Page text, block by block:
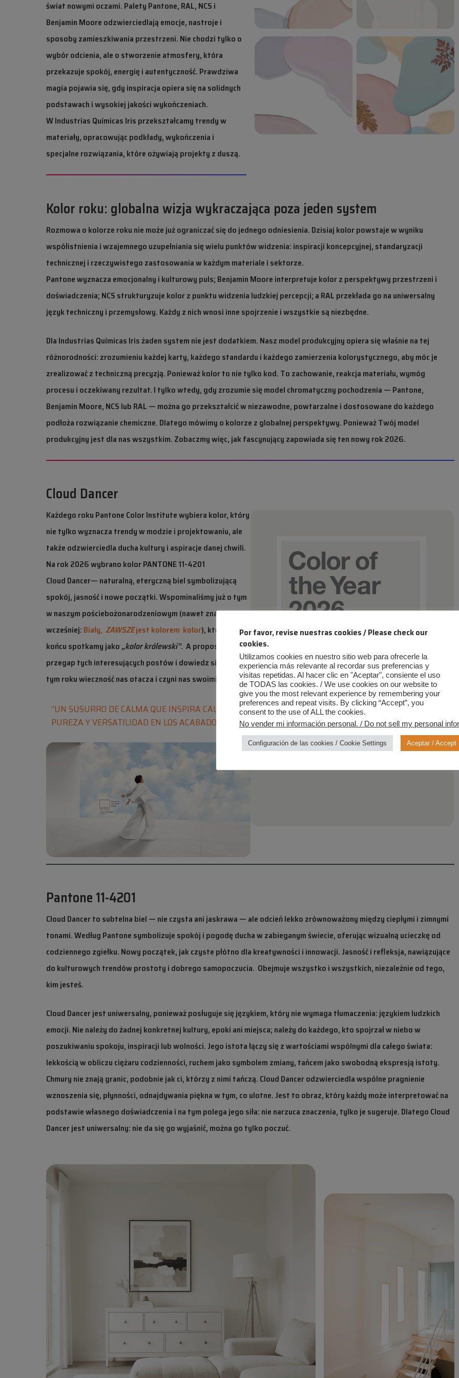
świat nowymi oczami. Palety Pantone, RAL, NCS i
Benjamin Moore odzwierciedlają emocje, nastroje i
sposoby zamieszkiwania przestrzeni. Nie chodzi tylko o
wybór odcienia, ale o stworzenie atmosfery, która
przekazuje spokój, energię i autentyczność. Prawdziwa
magia pojawia się, gdy inspiracja opiera się na solidnych
podstawach i wysokiej jakości wykończeniach.
W Industrias Químicas Iris przekształcamy trendy w
materiały, opracowując podkłady, wykończenia i
specjalne rozwiązania, które ożywiają projekty z duszą.
Kolor roku: globalna wizja wykraczająca poza jeden system
Rozmowa o kolorze roku nie może już ograniczać się do jednego odniesienia. Dzisiaj kolor powstaje w wyniku
współistnienia i wzajemnego uzupełniania się wielu punktów widzenia: inspiracji koncepcyjnej, standaryzacji
technicznej i rzeczywistego zastosowania w każdym materiale i sektorze.
Pantone wyznacza emocjonalny i kulturowy puls; Benjamin Moore interpretuje kolor z perspektywy przestrzeni i
doświadczenia; NCS strukturyzuje kolor z punktu widzenia ludzkiej percepcji; a RAL przekłada go na uniwersalny
język techniczny i przemysłowy. Każdy z nich wnosi inne spojrzenie i wszystkie są niezbędne.
Dla Industrias Químicas Iris żaden system nie jest dodatkiem. Nasz model produkcyjny opiera się właśnie na tej
różnorodności: zrozumieniu każdej karty, każdego standardu i każdego zamierzenia kolorystycznego, aby móc je
zrealizować z techniczną precyzją. Ponieważ kolor to nie tylko kod. To zachowanie, reakcja materiału, wymóg
procesu i oczekiwany rezultat. I tylko wtedy, gdy zrozumie się model chromatyczny pochodzenia — Pantone,
Benjamin Moore, NCS lub RAL — można go przekształcić w niezawodne, powtarzalne i dostosowane do każdego
podłoża rozwiązanie chemiczne. Dlatego mówimy o kolorze z globalnej perspektywy. Ponieważ Twój model
produkcyjny jest dla nas wszystkim. Zobaczmy więc, jak fascynujący zapowiada się ten nowy rok 2026.
Cloud Dancer
Każdego roku Pantone ColorInstitutewybiera kolor, który
nie tylko wyznacza trendy w modzie i projektowaniu, ale
także odzwierciedla ducha kultury i aspiracje danej chwili.
Na rok 2026 wybrano kolorPANTONE 11-4201
Cloud Dancer— naturalną, eteryczną biel symbolizującą
spokój, jasność i nowe początki. Wspominaliśmy już o tym
w naszym pościebożonarodzeniowym (nawet znacznie
wcześniej: Biały, ZAWSZEjest kolorem kolor), który
końcu spotkamy jako„kolor królewski”. A propos, nie
przegap tych interesujących postówi dowiedz się, jak w
tym roku wieczność nas otacza i czyni nas swoimi.
“UN SUSURRO DE CALMA QUE INSPIRA CALIDAD,
PUREZA Y VERSATILIDAD EN LOS ACABADOS”
Pantone 11-4201
Cloud Dancer to subtelna biel — nie czysta ani jaskrawa — ale odcień lekko zrównoważony między ciepłymi i zimnymi
tonami. Według Pantone symbolizuje spokój i pogodę ducha w zabieganym świecie, oferując wizualną ucieczkę od
codziennego zgiełku. Nowy początek, jak czyste płótno dla kreatywności i innowacji. Jasność i refleksja, nawiązujące
do kulturowych trendów prostoty i dobrego samopoczucia. Obejmuje wszystko i wszystkich, niezależnie od tego,
kim jesteś.
Cloud Dancerjest uniwersalny, ponieważ posługuje się językiem, który nie wymaga tłumaczenia: językiem ludzkich
emocji. Nie należy do żadnej konkretnej kultury, epoki ani miejsca; należy do każdego, kto spojrzał w niebo w
poszukiwaniu spokoju, inspiracji lub wolności. Jego istota łączy się z wartościami wspólnymi dla całego świata:
lekkością w obliczu ciężaru codzienności, ruchem jako symbolem zmiany, tańcem jako swobodną ekspresją istoty.
Chmury nie znają granic, podobnie jak ci, którzy z nimi tańczą. Cloud Dancerodzwierciedla wspólne pragnienie
wznoszenia się, płynności, odnajdywania piękna w tym, co ulotne. Jest to obraz, który każdy może interpretować na
podstawie własnego doświadczenia i na tym polega jego siła: nie narzuca znaczenia, tylko je sugeruje. Dlatego Cloud
Dancerjest uniwersalny: nie da się go wyjaśnić, można go tylko poczuć.
Por favor, revise nuestras cookies / Please check our
cookies.
Utilizamos cookies en nuestro sitio web para ofrecerle la
experiencia más relevante al recordar sus preferencias y
visitas repetidas. Al hacer clic en "Aceptar", consiente el uso
de TODAS las cookies. / We use cookies on our website to
give you the most relevant experience by remembering your
preferences and repeat visits. By clicking “Accept”, you
consent to the use of ALL the cookies.
No vender mi información personal. / Do not sell my personal
Configuración de las cookies / Cookie Settings Aceptar / Accept